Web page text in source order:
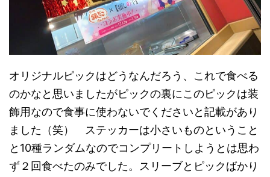
オリジナルピックはどうなんだろう、これで食べる
のかなと思いましたがピックの裏にこのピックは装
飾用なので食事に使わないでくださいと記載があり
ました（笑） ステッカーは小さいものということ
と10種ランダムなのでコンプリートしようとは思わ
ず２回食べたのみでした。スリーブとピックばかり